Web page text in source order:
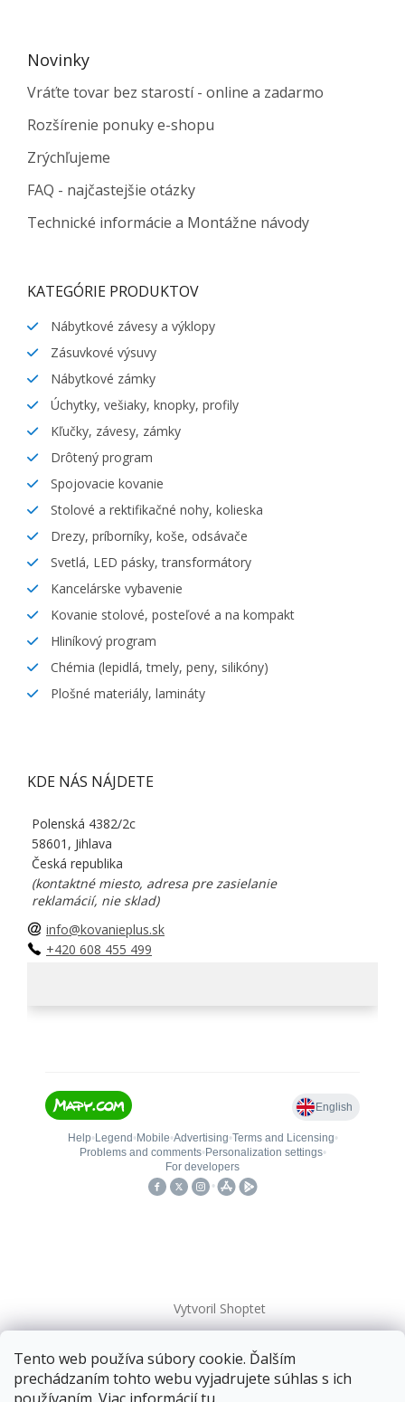
Tento web používa súbory cookie. Ďalším
prechádzaním tohto webu vyjadrujete súhlas s ich
Novinky
Vráťte tovar bez starostí - online a zadarmo
Rozšírenie ponuky e-shopu
Zrýchľujeme
FAQ - najčastejšie otázky
Technické informácie a Montážne návody
KATEGÓRIE PRODUKTOV
Nábytkové závesy a výklopy
Zásuvkové výsuvy
Nábytkové zámky
Úchytky, vešiaky, knopky, profily
Kľučky, závesy, zámky
Drôtený program
Spojovacie kovanie
Stolové a rektifikačné nohy, kolieska
Drezy, príborníky, koše, odsávače
Svetlá, LED pásky, transformátory
Kancelárske vybavenie
Kovanie stolové, posteľové a na kompakt
Hliníkový program
Chémia (lepidlá, tmely, peny, silikóny)
Plošné materiály, lamináty
KDE NÁS NÁJDETE
Polenská 4382/2c
58601, Jihlava
Česká republika
(kontaktné miesto, adresa pre zasielanie
reklamácií, nie sklad)
info@kovanieplus.sk
+420 608 455 499
Vytvoril Shoptet
Copyright 2026kovanieplus. Všetky práva vyhradené.